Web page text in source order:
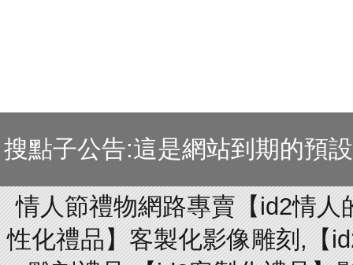
搜點子公告:這是網站到期的預
情人節禮物網路專賣【id2情
性化禮品】客製化影像雕刻,【